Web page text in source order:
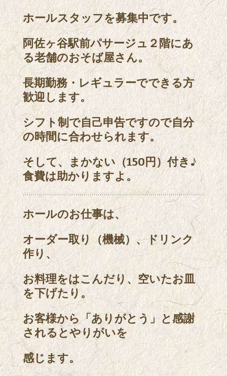
ホールスタッフを募集中です。
阿佐ヶ谷駅前パサージュ２階にあ
る老舗のおそば屋さん。
長期勤務・レギュラーでできる方
歓迎します。
シフト制で自己申告ですので自分
の時間に合わせられます。
そして、まかない（150円）付き♪
食費は助かりますよ。
ホールのお仕事は、
オーダー取り（機械）、ドリンク
作り、
お料理をはこんだり、空いたお皿
を下げたり。
お客様から「ありがとう」と感謝
されるとやりがいを
感じます。